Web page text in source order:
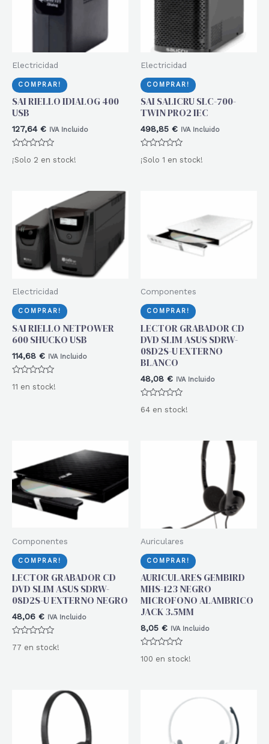
Electricidad
COMPRAR!
SAI RIELLO IDIALOG 400
USB
127,64 € IVA Incluido
Valorado
con
¡Solo 2 en stock!
Electricidad
COMPRAR!
SAI SALICRU SLC-700-
TWIN PRO2 IEC
498,85 € IVA Incluido
Valorado
con
¡Solo 1 en stock!
Electricidad
COMPRAR!
SAI RIELLO NETPOWER
600 SHUCKO USB
114,68 € IVA Incluido
con
11 en stock!
Componentes
COMPRAR!
LECTOR GRABADOR CD
DVD SLIM ASUS SDRW-
08D2S-U EXTERNO
BLANCO
48,08 € IVA Incluido
con
64 en stock!
Componentes
COMPRAR!
LECTOR GRABADOR CD
DVD SLIM ASUS SDRW-
08D2S-U EXTERNO NEGRO
48,06 € IVA Incluido
con
77 en stock!
Auriculares
COMPRAR!
AURICULARES GEMBIRD
MHS-123 NEGRO
MICROFONO ALAMBRICO
JACK 3.5MM
8,05 € IVA Incluido
con
100 en stock!